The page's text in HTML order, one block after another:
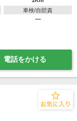
車検/自賠責
―
電話をかける